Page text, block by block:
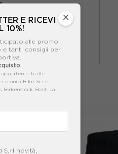
SILVER DONNA×
E RICEVI
10%!
alle promo
e tanti consigli per
appartenenti alle
mondi Bike, Sci e
Birkenstock, Bont, La
novità,